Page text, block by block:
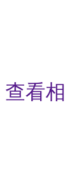
查看相